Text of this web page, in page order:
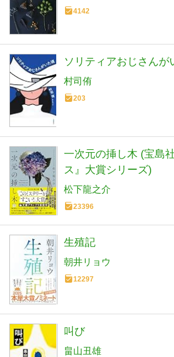
4142
ソリティアおじさんが
村司侑
203
一次元の挿し木 (宝島
ス』大賞シリーズ)
松下龍之介
23396
生殖記
朝井リョウ
12297
叫び
畠山丑雄